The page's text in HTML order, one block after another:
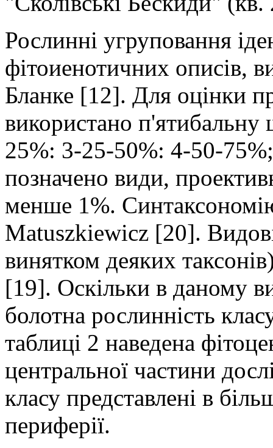
Рослинні угруповання
фітоиенотичних описів,
Бланке [12]. Для оцінки
використано
25%: 3-25-50%: 4-50-
позначено види,
менше 1%.
Matuszkiewicz [20].
винятком деяких
[19]. Оскільки в даному
болотна рослинність
таблиці 2 наведена
центральної частини
класу представлені в
периферії.